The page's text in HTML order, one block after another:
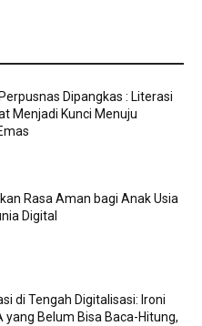
Dipangkas : Literasi
Menjadi Kunci Menuju
Rasa Aman bagi Anak Usia
Digital
di Tengah Digitalisasi: Ironi
yang Belum Bisa Baca-Hitung,